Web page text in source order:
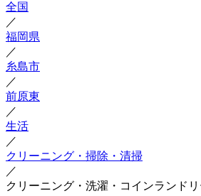
全国
／
福岡県
／
糸島市
／
前原東
／
生活
／
クリーニング・掃除・清掃
／
クリーニング・洗濯・コインランド